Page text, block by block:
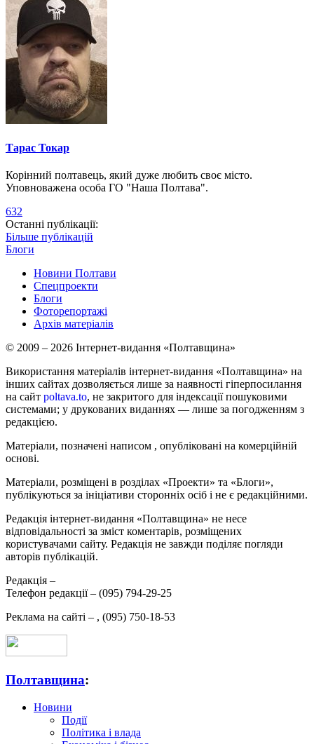
Тарас Токар
Корінний полтавець, який дуже любить своє місто.
Уповноважена особа ГО "Наша Полтава".
632
Останні публікації:
Більше публікацій
Блоги
Новини Полтави
Спецпроекти
Блоги
Фоторепортажі
Архів матеріалів
© 2009 – 2026 Інтернет-видання «Полтавщина»
Використання матеріалів інтернет-видання «Полтавщина» на
інших сайтах дозволяється лише за наявності гіперпосилання
на сайт poltava.to, не закритого для індексації пошуковими
системами; у друкованих виданнях — лише за погодженням з
редакцією.
Матеріали, позначені написом , опубліковані на комерційній
основі.
Матеріали, розміщені в розділах «Проекти» та «Блоги»,
публікуються за ініціативи сторонніх осіб і не є редакційними.
Редакція інтернет-видання «Полтавщина» не несе
відповідальності за зміст коментарів, розміщених
користувачами сайту. Редакція не завжди поділяє погляди
авторів публікацій.
Редакція –
Телефон редакції – (095) 794-29-25
Реклама на сайті – , (095) 750-18-53
Полтавщина:
Новини
Події
Політика і влада